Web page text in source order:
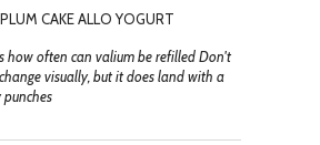
PLUM CAKE ALLO YOGURT
how often can valium be refilled Don't
visually, but it does land with a